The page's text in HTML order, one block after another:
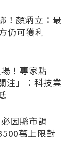
！顏炳立：最
仍可獲利
！專家點
注」：科技業
因縣市調
萬上限對